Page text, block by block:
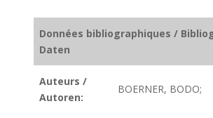
Données bibliographiques /
Daten
Auteurs /
Autoren:
BOERNER, BODO;